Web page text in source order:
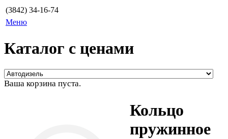
(3842) 34-16-74
Меню
Каталог с ценами
Ваша корзина пуста.
Кольцо
пружинное